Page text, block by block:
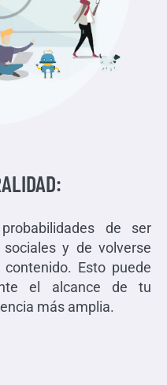
de ser
y de volverse
Esto puede
el alcance de tu
más amplia.